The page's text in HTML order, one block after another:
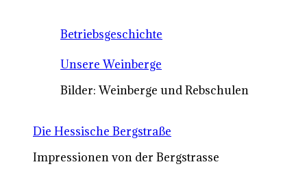
Betriebsgeschichte
Unsere Weinberge
Bilder: Weinberge und Rebschulen
Die Hessische Bergstraße
Impressionen von der Bergstrasse